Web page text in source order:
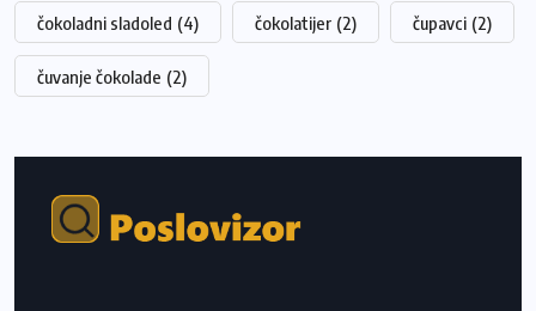
čokoladni sladoled (4) čokolatijer (2) čupavci (2)
čuvanje čokolade (2)